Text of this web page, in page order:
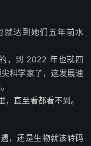
达到她们五年前水
，到 2022 年也就四
科学家了，这发展速
直至看都看不到。
，还是生物就该转码